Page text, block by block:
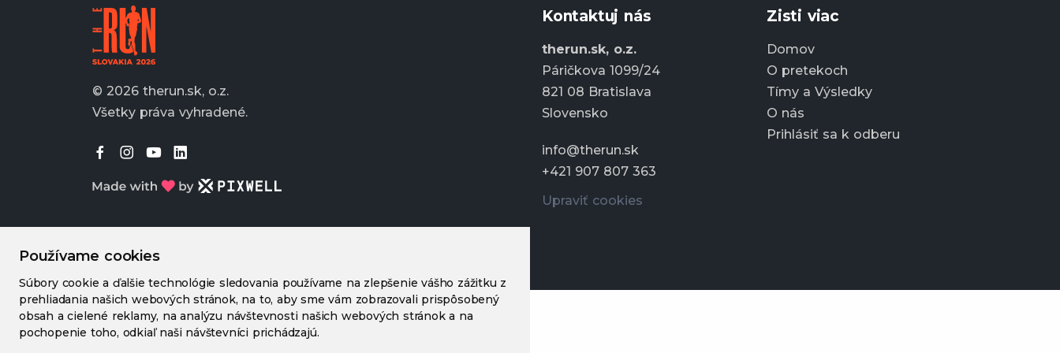
Používame cookies
Súbory cookie a ďalšie technológie sledovania používame na zlepšenie vášho zážitku z
prehliadania našich webových stránok, na to, aby sme vám zobrazovali prispôsobený
obsah a cielené reklamy, na analýzu návštevnosti našich webových stránok a na
pochopenie toho, odkiaľ naši návštevníci prichádzajú.
© 2026 therun.sk, o.z.
Všetky práva vyhradené.
Kontaktuj nás
therun.sk, o.z.
Páričkova 1099/24
821 08 Bratislava
Slovensko
info@therun.sk
+421 907 807 363
Upraviť cookies
Zisti viac
Domov
O pretekoch
Tímy a Výsledky
O nás
Prihlásiť sa k odberu